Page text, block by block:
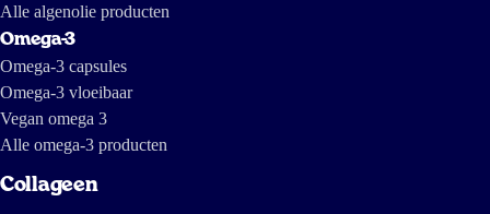
Alle algenolie producten
Omega-3
Omega-3 capsules
Omega-3 vloeibaar
Vegan omega 3
Alle omega-3 producten
Collageen